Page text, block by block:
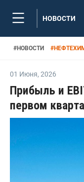
НОВОСТИ
#НОВОСТИ #
01 Июня, 2026
Прибыль и
первом